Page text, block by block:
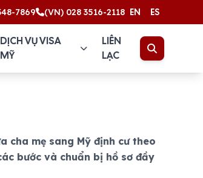
7869 (VN) 028 3516-2118 EN ES
DỊCH VỤ VISA
MỸ
LIÊN
LẠC
cha mẹ sang Mỹ định cư theo
bước và chuẩn bị hồ sơ đầy